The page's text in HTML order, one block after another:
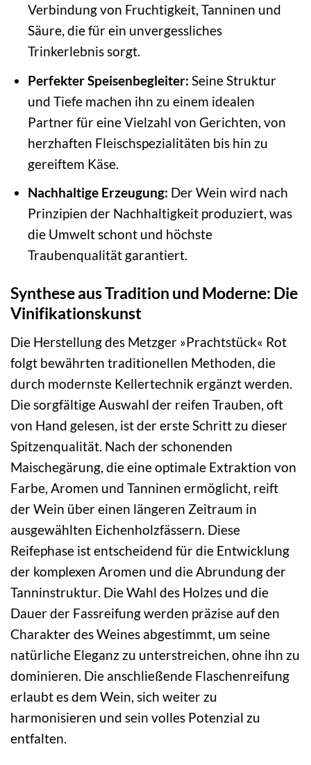
Verbindung von Fruchtigkeit, Tanninen und
Säure, die für ein unvergessliches
Trinkerlebnis sorgt.
Perfekter Speisenbegleiter: Seine Struktur
und Tiefe machen ihn zu einem idealen
Partner für eine Vielzahl von Gerichten, von
herzhaften Fleischspezialitäten bis hin zu
gereiftem Käse.
Nachhaltige Erzeugung: Der Wein wird nach
Prinzipien der Nachhaltigkeit produziert, was
die Umwelt schont und höchste
Traubenqualität garantiert.
Synthese aus Tradition und Moderne: Die
Vinifikationskunst
Die Herstellung des Metzger »Prachtstück« Rot
folgt bewährten traditionellen Methoden, die
durch modernste Kellertechnik ergänzt werden.
Die sorgfältige Auswahl der reifen Trauben, oft
von Hand gelesen, ist der erste Schritt zu dieser
Spitzenqualität. Nach der schonenden
Maischegärung, die eine optimale Extraktion von
Farbe, Aromen und Tanninen ermöglicht, reift
der Wein über einen längeren Zeitraum in
ausgewählten Eichenholzfässern. Diese
Reifephase ist entscheidend für die Entwicklung
der komplexen Aromen und die Abrundung der
Tanninstruktur. Die Wahl des Holzes und die
Dauer der Fassreifung werden präzise auf den
Charakter des Weines abgestimmt, um seine
natürliche Eleganz zu unterstreichen, ohne ihn zu
dominieren. Die anschließende Flaschenreifung
erlaubt es dem Wein, sich weiter zu
harmonisieren und sein volles Potenzial zu
entfalten.